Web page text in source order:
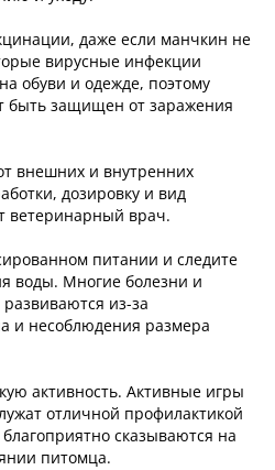
даже если манчкин не
вирусные инфекции
обуви и одежде, поэтому
быть защищен от заражения
внешних и внутренних
дозировку и вид
ветеринарный врач.
питании и следите
воды. Многие болезни и
из-за
и несоблюдения размера
активность. Активные игры
отличной профилактикой
сказываются на
питомца.